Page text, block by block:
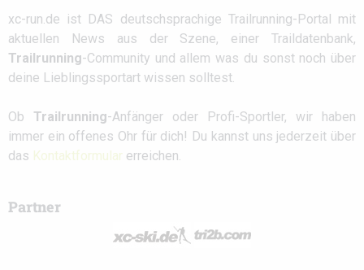
xc-run.de ist DAS deutschsprachige Trailrunning-Portal mit
aktuellen News aus der Szene, einer Traildatenbank,
Trailrunning-Community und allem was du sonst noch über
deine Lieblingssportart wissen solltest.
Ob Trailrunning-Anfänger oder Profi-Sportler, wir haben
immer ein offenes Ohr für dich! Du kannst uns jederzeit über
das Kontaktformular erreichen.
Partner